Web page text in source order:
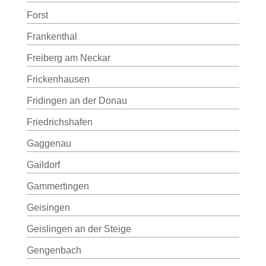
Forst
Frankenthal
Freiberg am Neckar
Frickenhausen
Fridingen an der Donau
Friedrichshafen
Gaggenau
Gaildorf
Gammertingen
Geisingen
Geislingen an der Steige
Gengenbach